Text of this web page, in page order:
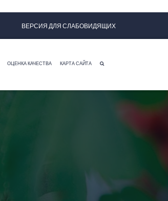
ВЕРСИЯ ДЛЯ СЛАБОВИДЯЩИХ
ОЦЕНКА КАЧЕСТВА КАРТА САЙТА